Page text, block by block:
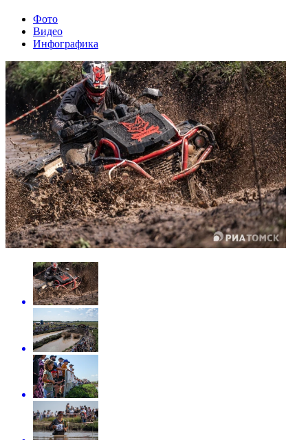
Фото
Видео
Инфографика